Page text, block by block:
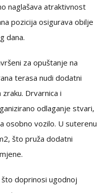
naglašava atraktivnost
pozicija osigurava obilje
dana.
za opuštanje na
terasa nudi dodatni
Drvarnica i
odlaganje stvari,
osobno vozilo. U suterenu
što pruža dodatni
doprinosi ugodnoj